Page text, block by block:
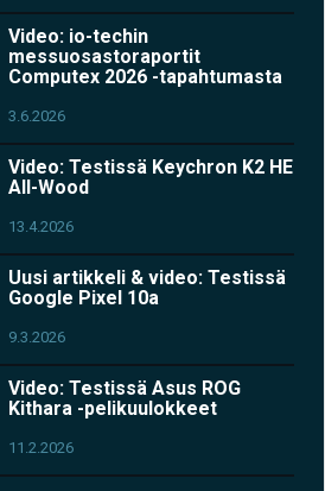
Video: io-techin
messuosastoraportit
Computex 2026 -tapahtumasta
3.6.2026
Video: Testissä Keychron K2 HE
All-Wood
13.4.2026
Uusi artikkeli & video: Testissä
Google Pixel 10a
9.3.2026
Video: Testissä Asus ROG
Kithara -pelikuulokkeet
11.2.2026